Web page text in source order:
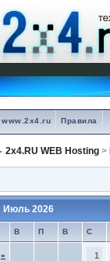
www.2x4.ru Правила
2x4.RU WEB Hosting >
Июль 2026
В П В С
» 1